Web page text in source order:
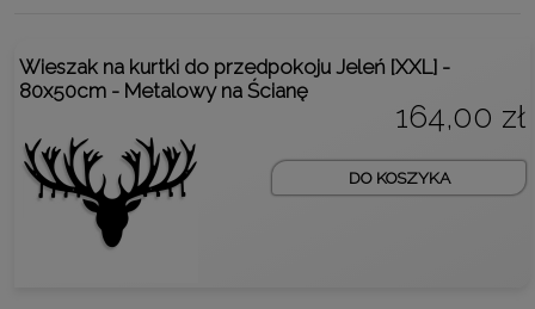
Wieszak na kurtki do przedpokoju Jeleń [XXL] -
80x50cm - Metalowy na Ścianę
164,00 zł
DO KOSZYKA